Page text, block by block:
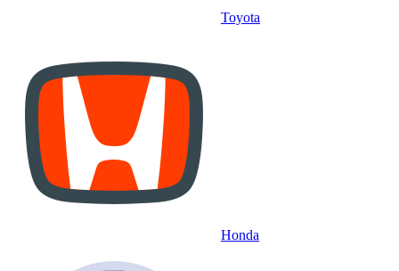
Toyota
Honda